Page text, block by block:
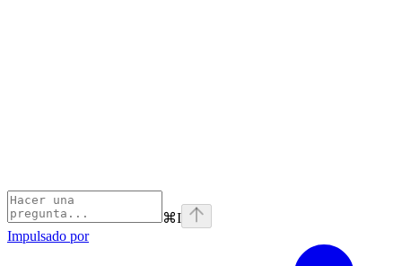
⌘I
Impulsado por